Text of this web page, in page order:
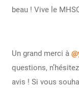
beau ! Vive le
Un grand merci à
questions,
avis ! Si vous